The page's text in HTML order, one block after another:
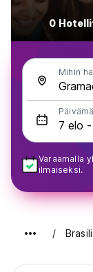
0
Mihin
Varaamalla
ilmaiseksi.